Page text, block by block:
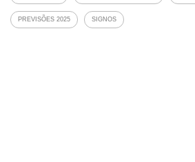
PREVISÕES 2025 SIGNOS